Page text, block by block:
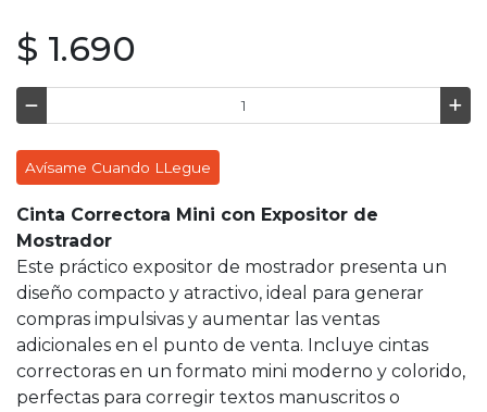
$ 1.690
Avísame Cuando LLegue
Cinta Correctora Mini con Expositor de
Mostrador
Este práctico expositor de mostrador presenta un
diseño compacto y atractivo, ideal para generar
compras impulsivas y aumentar las ventas
adicionales en el punto de venta. Incluye cintas
correctoras en un formato mini moderno y colorido,
perfectas para corregir textos manuscritos o